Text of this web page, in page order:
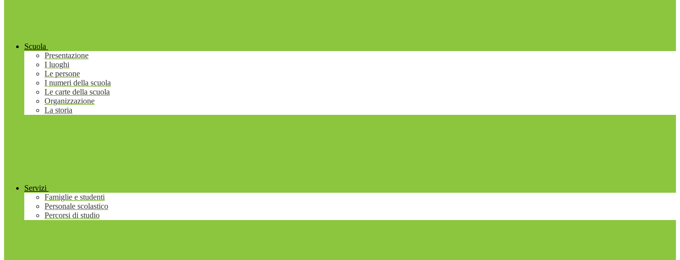
Scuola
Presentazione
I luoghi
Le persone
I numeri della scuola
Le carte della scuola
Organizzazione
La storia
Servizi
Famiglie e studenti
Personale scolastico
Percorsi di studio